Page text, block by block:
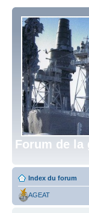
Forum de la
Index du forum
AGEAT